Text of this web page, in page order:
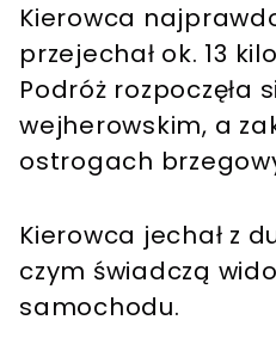
Kierowca
przejechał ok. 13
Podróż rozpoczęła
wejherowskim, a
ostrogach
Kierowca jechał z
czym świadczą
samochodu.